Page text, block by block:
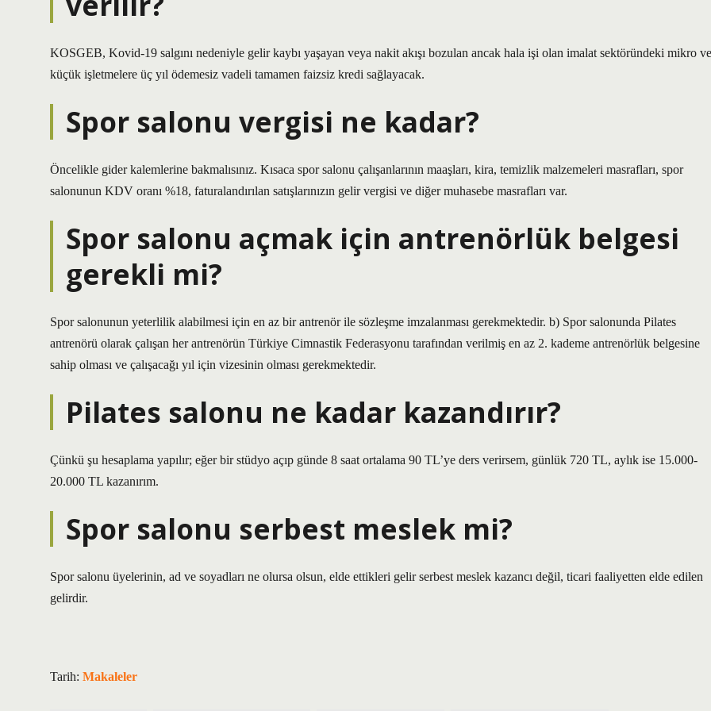
KOSGEB, Kovid-19 salgını nedeniyle gelir kaybı yaşayan veya nakit akışı bozulan ancak hala işi olan imalat sektöründeki mikro ve
küçük işletmelere üç yıl ödemesiz vadeli tamamen faizsiz kredi sağlayacak.
Spor salonu vergisi ne kadar?
Öncelikle gider kalemlerine bakmalısınız. Kısaca spor salonu çalışanlarının maaşları, kira, temizlik malzemeleri masrafları, spor
salonunun KDV oranı %18, faturalandırılan satışlarınızın gelir vergisi ve diğer muhasebe masrafları var.
Spor salonu açmak için antrenörlük belgesi
gerekli mi?
Spor salonunun yeterlilik alabilmesi için en az bir antrenör ile sözleşme imzalanması gerekmektedir. b) Spor salonunda Pilates
antrenörü olarak çalışan her antrenörün Türkiye Cimnastik Federasyonu tarafından verilmiş en az 2. kademe antrenörlük belgesine
sahip olması ve çalışacağı yıl için vizesinin olması gerekmektedir.
Pilates salonu ne kadar kazandırır?
Çünkü şu hesaplama yapılır; eğer bir stüdyo açıp günde 8 saat ortalama 90 TL’ye ders verirsem, günlük 720 TL, aylık ise 15.000-
20.000 TL kazanırım.
Spor salonu serbest meslek mi?
Spor salonu üyelerinin, ad ve soyadları ne olursa olsun, elde ettikleri gelir serbest meslek kazancı değil, ticari faaliyetten elde edilen
gelirdir.
Tarih: Makaleler